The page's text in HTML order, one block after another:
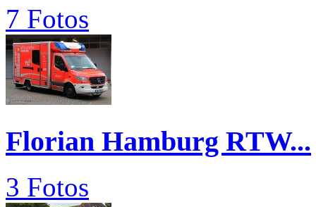
7 Fotos
Florian Hamburg RTW...
3 Fotos